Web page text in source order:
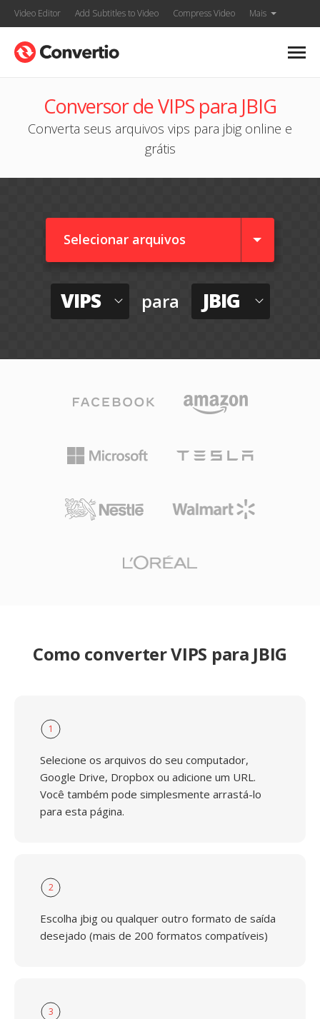
Video Editor Add Subtitles to Video Compress Video Mais
Conversor de VIPS para JBIG
Converta seus arquivos vips para jbig online e
grátis
Selecionar arquivos
VIPS para JBIG
Como converter VIPS para JBIG
1
Selecione os arquivos do seu computador,
Google Drive, Dropbox ou adicione um URL.
Você também pode simplesmente arrastá-lo
para esta página.
2
Escolha jbig ou qualquer outro formato de saída
desejado (mais de 200 formatos compatíveis)
3